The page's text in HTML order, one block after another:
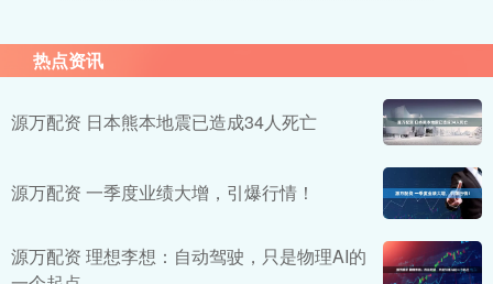
热点资讯
源万配资 日本熊本地震已造成34人死亡
源万配资 一季度业绩大增，引爆行情！
源万配资 理想李想：自动驾驶，只是物理AI的